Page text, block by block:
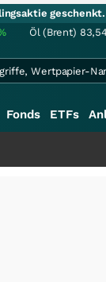
Öl (Brent)
Fonds ETFs